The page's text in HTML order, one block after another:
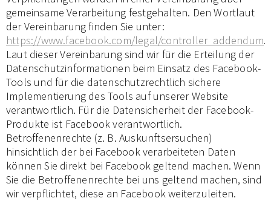
gemeinsame Verarbeitung festgehalten. Den Wortlaut
der Vereinbarung finden Sie unter:
https://www.facebook.com/legal/controller_addendum.
Laut dieser Vereinbarung sind wir für die Erteilung der
Datenschutzinformationen beim Einsatz des Facebook-
Tools und für die datenschutzrechtlich sichere
Implementierung des Tools auf unserer Website
verantwortlich. Für die Datensicherheit der Facebook-
Produkte ist Facebook verantwortlich.
Betroffenenrechte (z. B. Auskunftsersuchen)
hinsichtlich der bei Facebook verarbeiteten Daten
können Sie direkt bei Facebook geltend machen. Wenn
Sie die Betroffenenrechte bei uns geltend machen, sind
wir verpflichtet, diese an Facebook weiterzuleiten.